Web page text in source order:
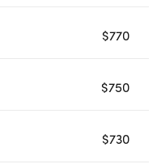
$770
$750
$730